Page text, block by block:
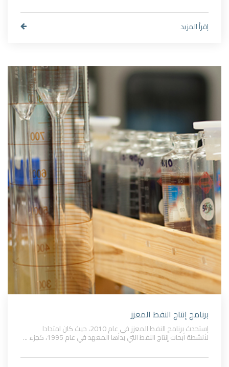
إقرأ المزيد
برنامج إنتاج النفط المعزز
إستحدث برنامج النفط المعزز في عام 2010، حيث كان امتدادا
لأنشطة أبحاث إنتاج النفط التي بدأها المعهد في عام 1995، كجزء ...